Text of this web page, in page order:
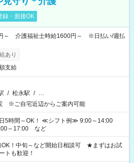
録・面接OK
～ 介護福祉士時給1600円～ ※日払い/週払
あり
支給
/ 松永駅 / …
※ご自宅近辺からご案内可能
≪シフト例≫ 9:00～14:00
～17:00 など
OK！中旬～など開始日相談可 ★まずはお試
トも歓迎！